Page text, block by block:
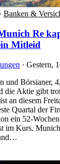
· Banken &
Re
Mitleid
· Gestern,
und Börsianer,
die Aktie gibt
an diesem
Quartal der
ein 52-
im Kurs.